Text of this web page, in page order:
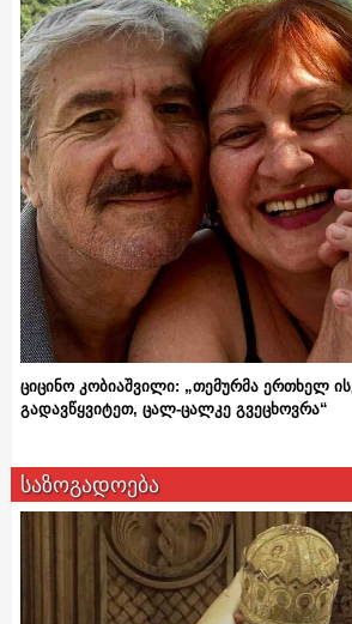
ციცინო კობიაშვილი: „თემურმა ერთხელ
გადავწყვიტეთ, ცალ-ცალკე გვეცხოვრა“
საზოგადოება